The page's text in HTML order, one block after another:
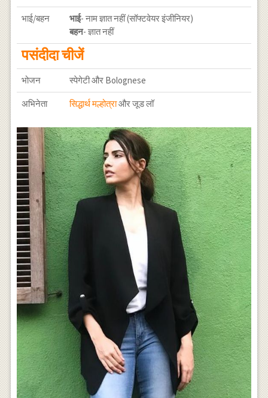
भाई/बहन भाई- नाम ज्ञात नहीं (सॉफ्टवेयर इंजीनियर)
बहन- ज्ञात नहीं
पसंदीदा चीजें
भोजन स्पेगेटी और Bolognese
अभिनेता सिद्धार्थ मल्होत्राऔर जूड लॉ